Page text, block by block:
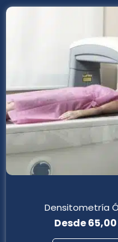
Densitometría
Desde65,00
tiene
Las
se
elegir